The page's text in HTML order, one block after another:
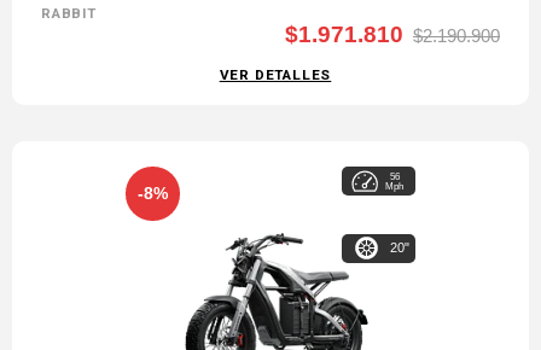
RABBIT
$1.971.810 $2.190.900
VER DETALLES
-8%
56
Mph
20"